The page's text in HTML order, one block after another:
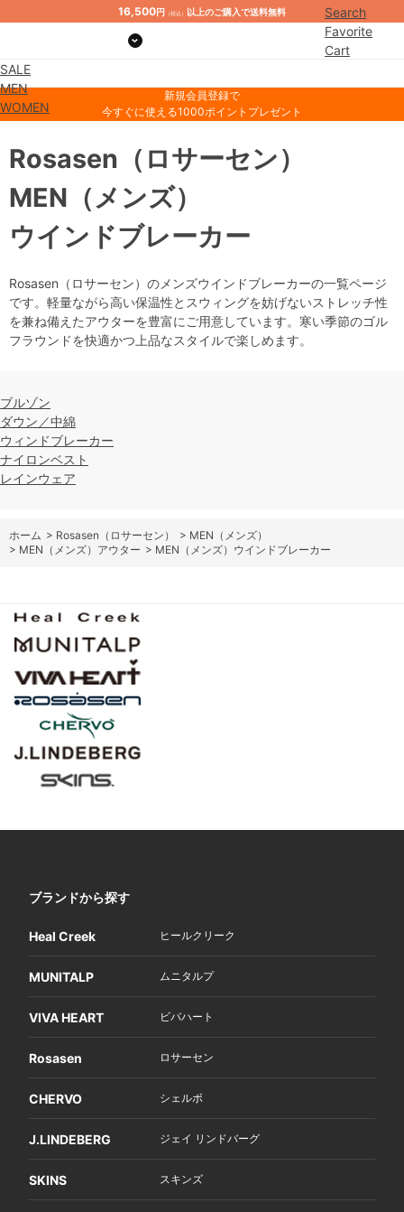
16,500円 （税込） 以上のご購入で送料無料
Search
Favorite
Cart
SALE
MEN
WOMEN
新規会員登録で
今すぐに使える1000ポイントプレゼント
ウインドブレーカー
Rosasen （ロサーセン）
MEN （メンズ）
Rosasen（ロサーセン）のメンズウインドブレーカーの一覧ページ
です。軽量ながら高い保温性とスウィングを妨げないストレッチ性
を兼ね備えたアウターを豊富にご用意しています。寒い季節のゴル
フラウンドを快適かつ上品なスタイルで楽しめます。
ブルゾン
ダウン／中綿
ウィンドブレーカー
ナイロンベスト
レインウェア
ホーム > Rosasen（ロサーセン） > MEN（メンズ）
> MEN（メンズ）アウター > MEN（メンズ）ウインドブレーカー
ブランドから探す
Heal Creek ヒールクリーク
MUNITALP ムニタルプ
VIVA HEART ビバハート
Rosasen ロサーセン
CHERVO シェルボ
J.LINDEBERG ジェイ リンドバーグ
SKINS スキンズ